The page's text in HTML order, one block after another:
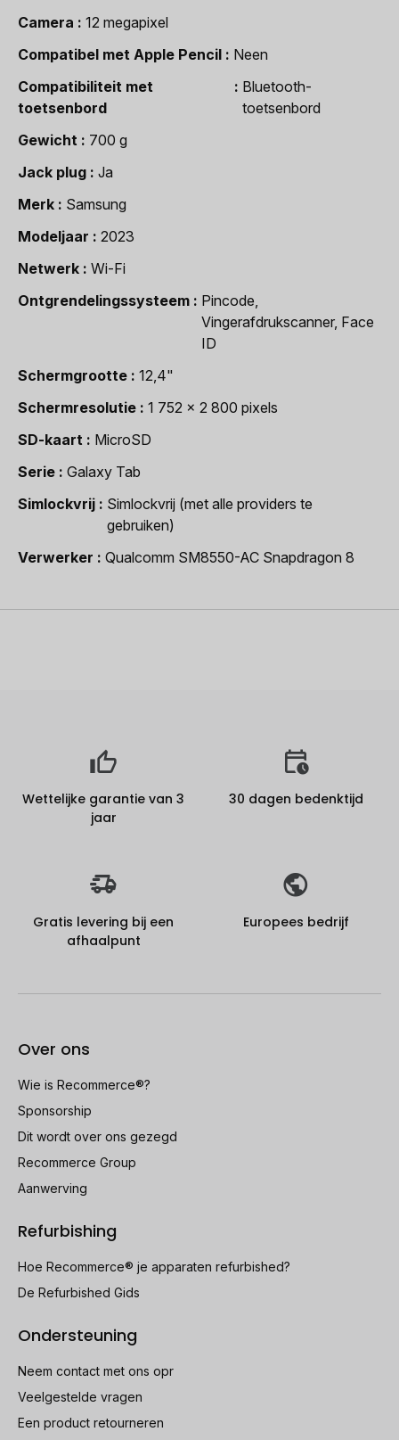
Camera
12 megapixel
Compatibel met Apple Pencil
Neen
Compatibiliteit met
toetsenbord
Bluetooth-
toetsenbord
Gewicht
700 g
Jack plug
Ja
Merk
Samsung
Modeljaar
2023
Netwerk
Wi-Fi
Ontgrendelingssysteem
Pincode,
Vingerafdrukscanner, Face
ID
Schermgrootte
12,4"
Schermresolutie
1 752 x 2 800 pixels
SD-kaart
MicroSD
Serie
Galaxy Tab
Simlockvrij
Simlockvrij (met alle providers te
gebruiken)
Verwerker
Qualcomm SM8550-AC Snapdragon 8
Wettelijke garantie van 3
jaar
30 dagen bedenktijd
Gratis levering bij een
afhaalpunt
Europees bedrijf
Over ons
Wie is Recommerce®?
Sponsorship
Dit wordt over ons gezegd
Recommerce Group
Aanwerving
Refurbishing
Hoe Recommerce® je apparaten refurbished?
De Refurbished Gids
Ondersteuning
Neem contact met ons opr
Veelgestelde vragen
Een product retourneren